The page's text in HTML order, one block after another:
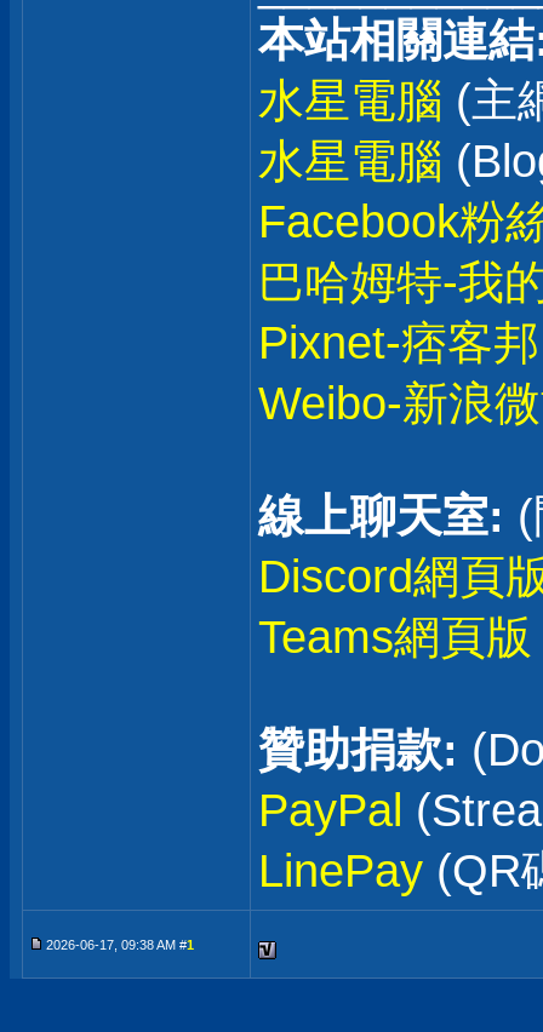
本站相關連
水星電腦 (主
水星電腦
Facebook粉
巴哈姆特-我
Pixnet-痞客邦
Weibo-新浪
線上聊天室:
Discord網頁
Teams網頁版
贊助捐款:
PayPal
LinePay (QR
2026-06-17, 09:38 AM #1